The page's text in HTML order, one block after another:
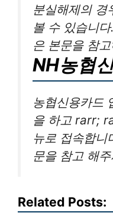
분실해제의 경
볼 수 있습니
은 본문을 참
NH농협
농협신용카드
을 하고 rarr;
뉴로 접속합니
문을 참고 해
Related Posts: